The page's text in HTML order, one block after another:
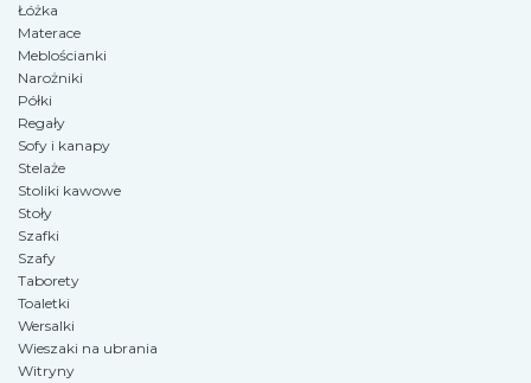
Łóżka
Materace
Meblościanki
Narożniki
Półki
Regały
Sofy i kanapy
Stelaże
Stoliki kawowe
Stoły
Szafki
Szafy
Taborety
Toaletki
Wersalki
Wieszaki na ubrania
Witryny